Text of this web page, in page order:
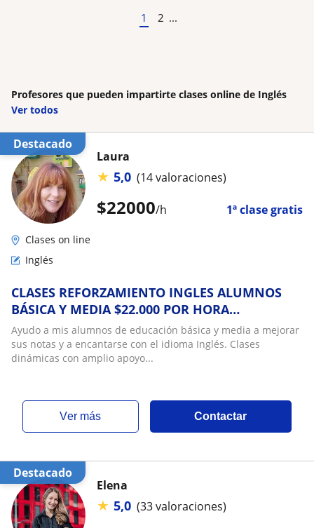
1 2 ...
Profesores que pueden impartirte clases online de Inglés
Ver todos
Destacado
$22000/h 1ª clase gratis
Laura
★ 5,0 (14 valoraciones)
Clases on line
Inglés
CLASES REFORZAMIENTO INGLES ALUMNOS
BÁSICA Y MEDIA $22.000 POR HORA
CRONOLOGICA
Ayudo a mis alumnos de educación básica y media a mejorar
sus notas y a encantarse con el idioma Inglés. Clases
dinámicas con amplio apoyo...
ver más Contactar
Destacado
Elena
★ 5,0 (33 valoraciones)